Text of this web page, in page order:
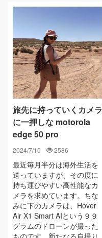
旅先に持っていくカメラ
に一押しな motorola
edge 50 pro
2024/7/10 2586
最近毎月半分は海外生活を
送っていますが、その度に
持ち運びやすい高性能なカ
メラを求めています。ちな
みに下のカメラは、Hover
Air X1 Smart AIという９９
グラムのドローンが撮った